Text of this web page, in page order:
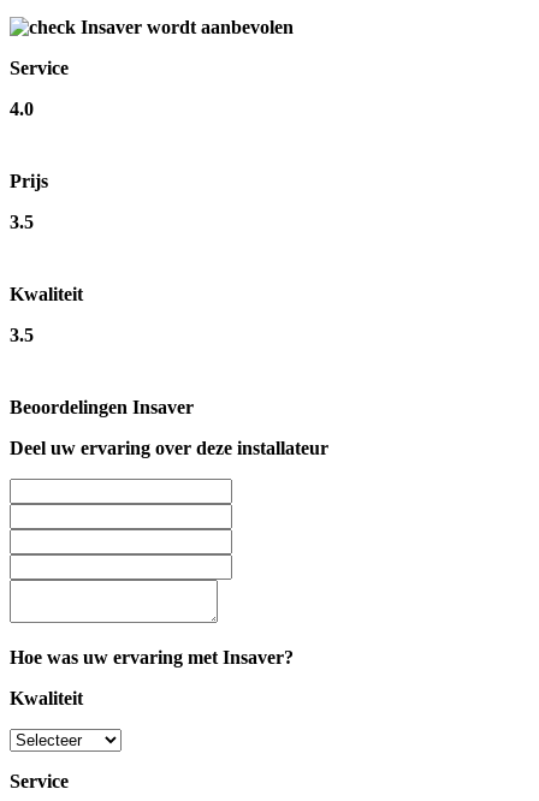
Insaver wordt aanbevolen
Service
4.0
Prijs
3.5
Kwaliteit
3.5
Beoordelingen Insaver
Deel uw ervaring over deze installateur
Hoe was uw ervaring met Insaver?
Kwaliteit
Service